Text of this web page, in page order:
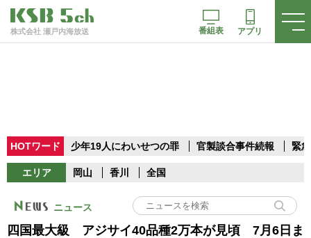
株式会社 瀬戸内海放送 番組表 アプリ
HOTワード 少年19人にわいせつの罪 官製談合事件続報 緊
エリア 岡山 香川 全国
ニュース
四国最大級 アジサイ40品種2万本が見頃 7月6日ま